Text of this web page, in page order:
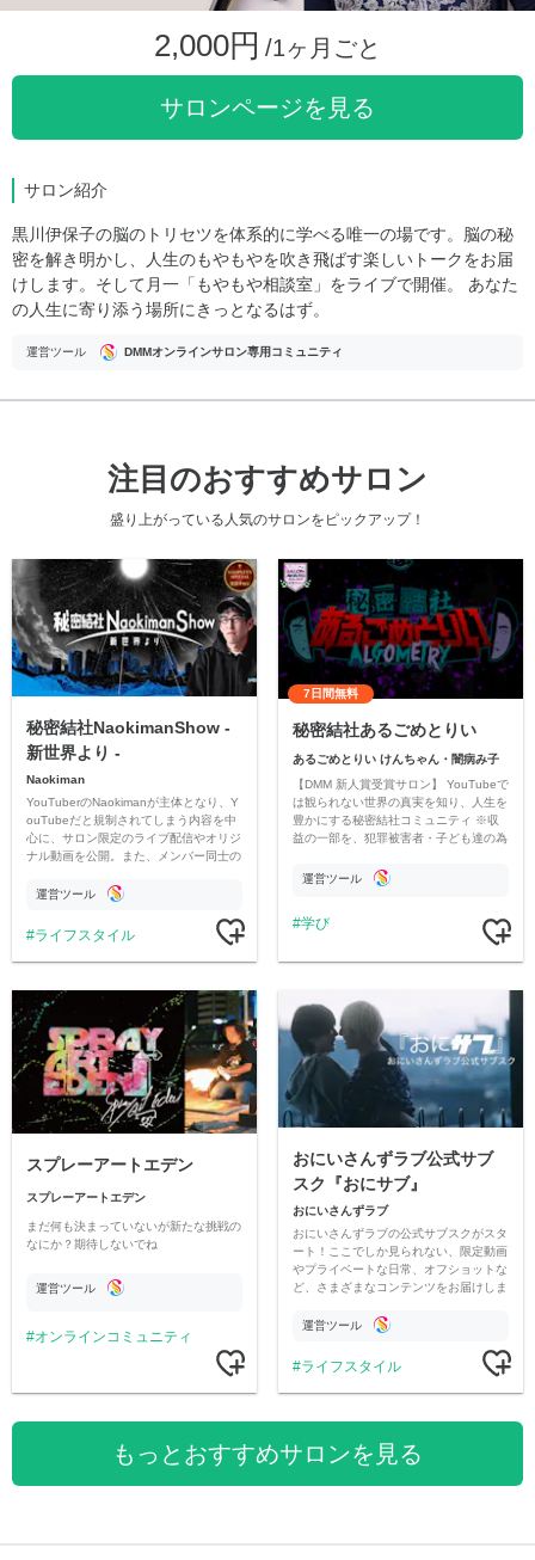
2,000円 /1ヶ月ごと
サロンページを見る
サロン紹介
黒川伊保子の脳のトリセツを体系的に学べる唯一の場です。脳の秘
密を解き明かし、人生のもやもやを吹き飛ばす楽しいトークをお届
けします。そして月一「もやもや相談室」をライブで開催。 あなた
の人生に寄り添う場所にきっとなるはず。
運営ツール DMMオンラインサロン専用コミュニティ
注目のおすすめサロン
盛り上がっている人気のサロンをピックアップ！
秘密結社NaokimanShow -
新世界より -
Naokiman
YouTuberのNaokimanが主体となり、Y
ouTubeだと規制されてしまう内容を中
心に、サロン限定のライブ配信やオリジ
ナル動画を公開。また、メンバー同士の
ただいています。
運営ツール
ライフスタイル
7日間無料
秘密結社あるごめとりい
あるごめとりい けんちゃん・闇病み子
【DMM 新人賞受賞サロン】 YouTubeで
は観られない世界の真実を知り、人生を
豊かにする秘密結社コミュニティ ※収
益の一部を、犯罪被害者・子ども達の為
す運営ツール
学び
スプレーアートエデン
スプレーアートエデン
まだ何も決まっていないが新たな挑戦の
なにか？期待しないでね
運営ツール
オンラインコミュニティ
おにいさんずラブ公式サブ
スク『おにサブ』
おにいさんずラブ
おにいさんずラブの公式サブスクがスタ
ート！ここでしか見られない、限定動画
やプライベートな日常、オフショットな
ど、さまざまなコンテンツをお届けしま
運営ツール
ライフスタイル
もっとおすすめサロンを見る